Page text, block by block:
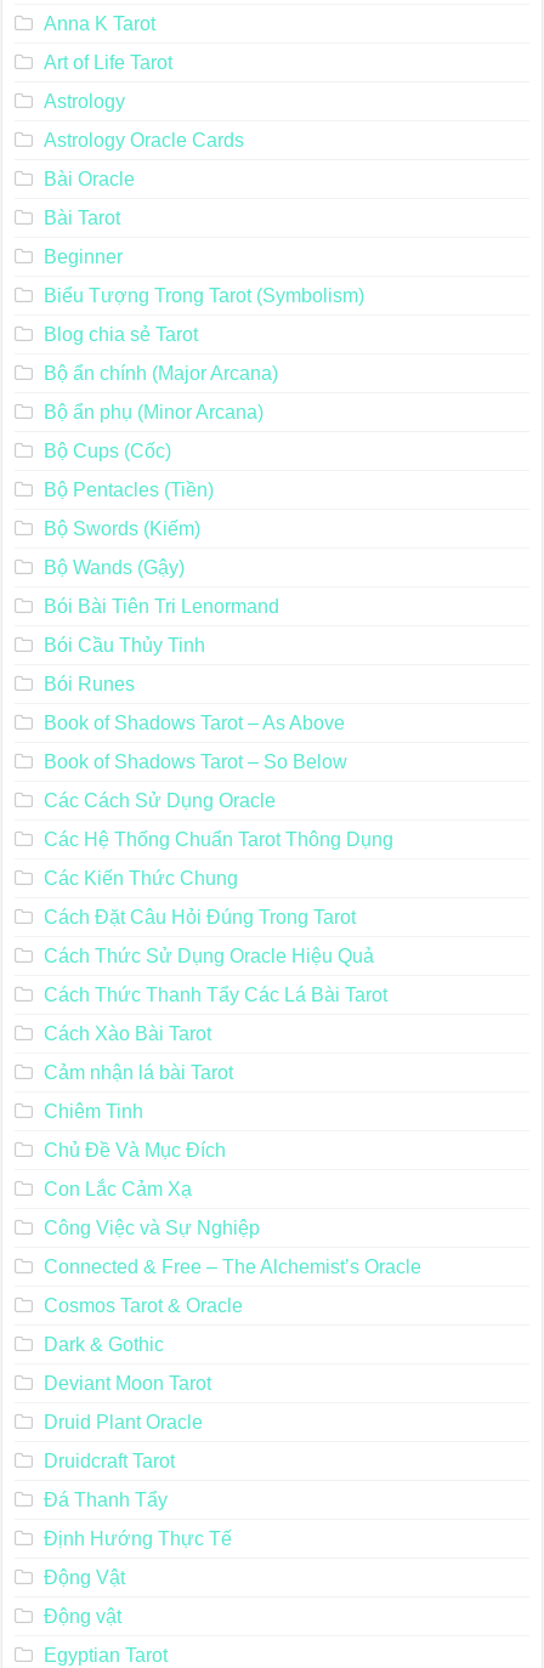
Anna K Tarot
Art of Life Tarot
Astrology
Astrology Oracle Cards
Bài Oracle
Bài Tarot
Beginner
Biểu Tượng Trong Tarot (Symbolism)
Blog chia sẻ Tarot
Bộ ẩn chính (Major Arcana)
Bộ ẩn phụ (Minor Arcana)
Bộ Cups (Cốc)
Bộ Pentacles (Tiền)
Bộ Swords (Kiếm)
Bộ Wands (Gậy)
Bói Bài Tiên Tri Lenormand
Bói Cầu Thủy Tinh
Bói Runes
Book of Shadows Tarot – As Above
Book of Shadows Tarot – So Below
Các Cách Sử Dụng Oracle
Các Hệ Thống Chuẩn Tarot Thông Dụng
Các Kiến Thức Chung
Cách Đặt Câu Hỏi Đúng Trong Tarot
Cách Thức Sử Dụng Oracle Hiệu Quả
Cách Thức Thanh Tẩy Các Lá Bài Tarot
Cách Xào Bài Tarot
Cảm nhận lá bài Tarot
Chiêm Tinh
Chủ Đề Và Mục Đích
Con Lắc Cảm Xạ
Công Việc và Sự Nghiệp
Connected & Free – The Alchemist’s Oracle
Cosmos Tarot & Oracle
Dark & Gothic
Deviant Moon Tarot
Druid Plant Oracle
Druidcraft Tarot
Đá Thanh Tẩy
Định Hướng Thực Tế
Động Vật
Động vật
Egyptian Tarot